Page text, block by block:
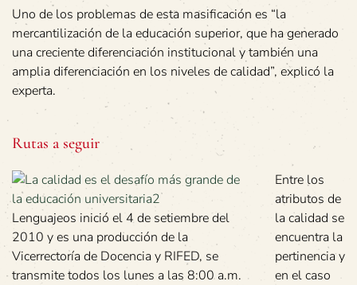
Uno de los problemas de esta masificación es “la
mercantilización de la educación superior, que ha generado
una creciente diferenciación institucional y también una
amplia diferenciación en los niveles de calidad”, explicó la
experta.
Rutas a seguir
Lenguajeos inició el 4 de setiembre del
2010 y es una producción de la
Vicerrectoría de Docencia y RIFED, se
transmite todos los lunes a las 8:00 a.m.
Entre los
atributos de
la calidad se
encuentra la
pertinencia y
en el caso